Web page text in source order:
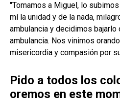
"Tomamos a Miguel, lo
mí la unidad y de la nada,
ambulancia y decidimos bajarlo
ambulancia. Nos vinimos
misericordia y compasión por
Pido a todos los
oremos en este